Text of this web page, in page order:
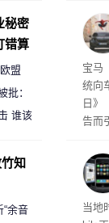
需
调整
官
宝马
统向
日》
告而
统
伴有
光秀
去
当地
秘密
错算
盟
批：
谁该
知
“余音